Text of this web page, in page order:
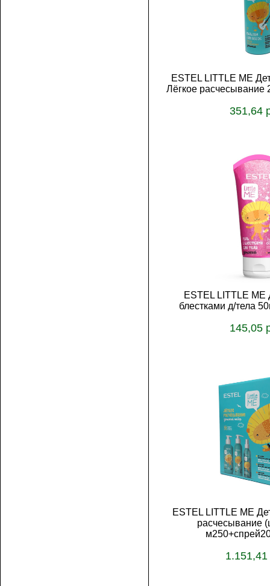
ESTEL LITTLE ME
Лёгкое расчесывание
351,64
ESTEL LITTLE ME
блестками д/тела
145,05
ESTEL LITTLE ME
расчесывание
1.151,41
В